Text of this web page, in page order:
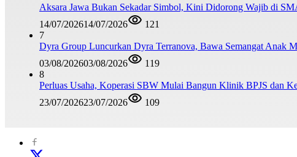
Aksara Jawa Bukan Sekadar Simbol, Kini Didorong Wajib di
14/07/202614/07/2026
121
7
Dyra Group Luncurkan Dyra Terranova, Bawa Semangat Anak
03/08/202603/08/2026
119
8
Perluas Usaha, Koperasi SBW Mulai Bangun Klinik BPJS dan
23/07/202623/07/2026 109